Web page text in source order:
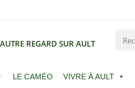
REGARD SUR AULT
LE CAMÉO VIVRE À AULT